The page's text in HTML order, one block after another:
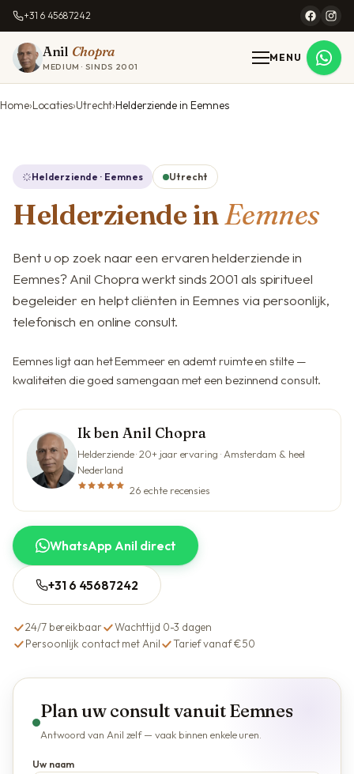
+31 6 45687242
Anil Chopra
MEDIUM · SINDS 2001
MENU
Home Locaties Utrecht Helderziende in Eemnes
Helderziende · Eemnes Utrecht
Helderziende inEemnes
Bent u op zoek naar een ervaren helderziende in
Eemnes? Anil Chopra werkt sinds 2001 als spiritueel
begeleider en helpt cliënten in Eemnes via persoonlijk,
telefonisch en online consult.
Eemnes ligt aan het Eemmeer en ademt ruimte en stilte —
kwaliteiten die goed samengaan met een bezinnend consult.
Ik ben Anil Chopra
Helderziende · 20+ jaar ervaring · Amsterdam & heel
Nederland
26 echte recensies
WhatsApp Anil direct
+31 6 45687242
24/7 bereikbaar
Wachttijd 0-3 dagen
Persoonlijk contact met Anil
Tarief vanaf €50
Plan uw consult vanuit Eemnes
Antwoord van Anil zelf — vaak binnen enkele uren.
Uw naam